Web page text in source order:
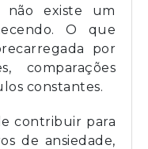
não existe um
O que
por
comparações
constantes.
contribuir para
de ansiedade,